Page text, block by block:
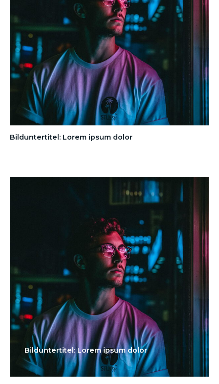
Bilduntertitel: Lorem ipsum dolor
Bilduntertitel: Lorem ipsum dolor